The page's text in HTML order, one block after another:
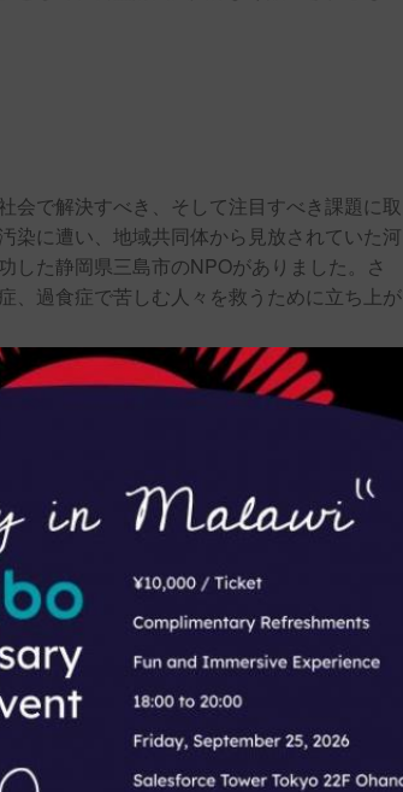
会で解決すべき、そして注目すべき課題に取
染に遭い、地域共同体から見放されていた河
した静岡県三島市のNPOがありました。さ
、過食症で苦しむ人々を救うために立ち上が
ボランティア組織が立ち上がりました。政
必要で、普段注目されない課題に対して、柔
です。こうした社会課題を見つけ、積極
す。
いうことを、支援を実施する中で体感し
、教育にあずかる機会を増やす支援を進め